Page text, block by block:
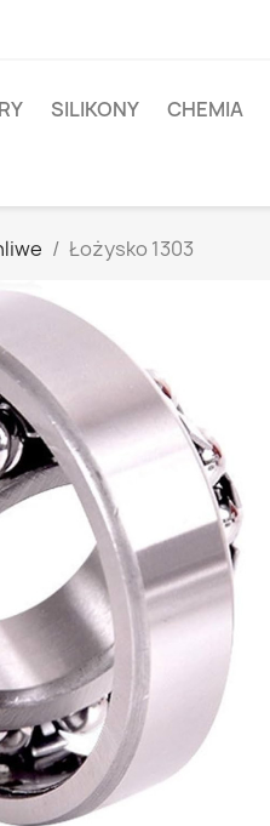
SILIKONY CHEMIA
Łożysko 1303